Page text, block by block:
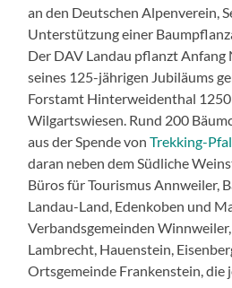
an den Deutschen Alpenverein,
Unterstützung einer
Der DAV Landau pflanzt Anfang
seines 125-jährigen Jubiläums
Forstamt Hinterweidenthal 1250
Wilgartswiesen. Rund 200
aus der Spende vonTrekking-
daran neben dem Südliche
Büros für Tourismus Annweiler,
Landau-Land, Edenkoben und
Verbandsgemeinden
Lambrecht, Hauenstein,
Ortsgemeinde Frankenstein, die